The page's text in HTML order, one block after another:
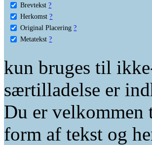
Brevtekst ?
Herkomst ?
Original Placering ?
Metatekst ?
kun bruges til
særtilladelse er
Du er velkommen
form af tekst og